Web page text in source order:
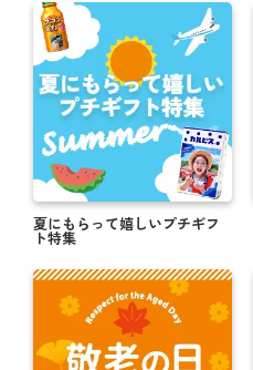
夏にもらって嬉しいプチギフ
ト特集